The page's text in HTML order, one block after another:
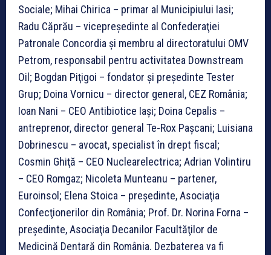
Sociale; Mihai Chirica – primar al Municipiului Iasi;
Radu Căprău – vicepreşedinte al Confederaţiei
Patronale Concordia şi membru al directoratului OMV
Petrom, responsabil pentru activitatea Downstream
Oil; Bogdan Piţigoi – fondator şi preşedinte Tester
Grup; Doina Vornicu – director general, CEZ România;
Ioan Nani – CEO Antibiotice Iaşi; Doina Cepalis –
antreprenor, director general Te-Rox Paşcani; Luisiana
Dobrinescu – avocat, specialist în drept fiscal;
Cosmin Ghiţă – CEO Nuclearelectrica; Adrian Volintiru
– CEO Romgaz; Nicoleta Munteanu – partener,
Euroinsol; Elena Stoica – preşedinte, Asociaţia
Confecţionerilor din România; Prof. Dr. Norina Forna –
preşedinte, Asociaţia Decanilor Facultăţilor de
Medicină Dentară din România. Dezbaterea va fi